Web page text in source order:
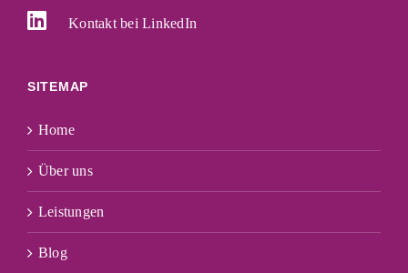
Kontakt bei LinkedIn
SITEMAP
Home
Über uns
Leistungen
Blog